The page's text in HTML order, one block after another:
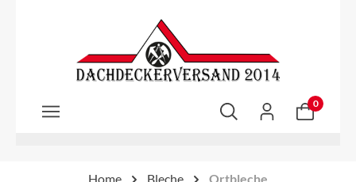
Zum Hauptinhalt springen
0
Home Bleche Ortbleche